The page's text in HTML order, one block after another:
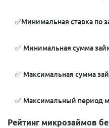
✅Минимальная ставка по
✅ Минимальная сумма
✅ Максимальная сумма
✅ Максимальный период
Рейтинг микрозаймов